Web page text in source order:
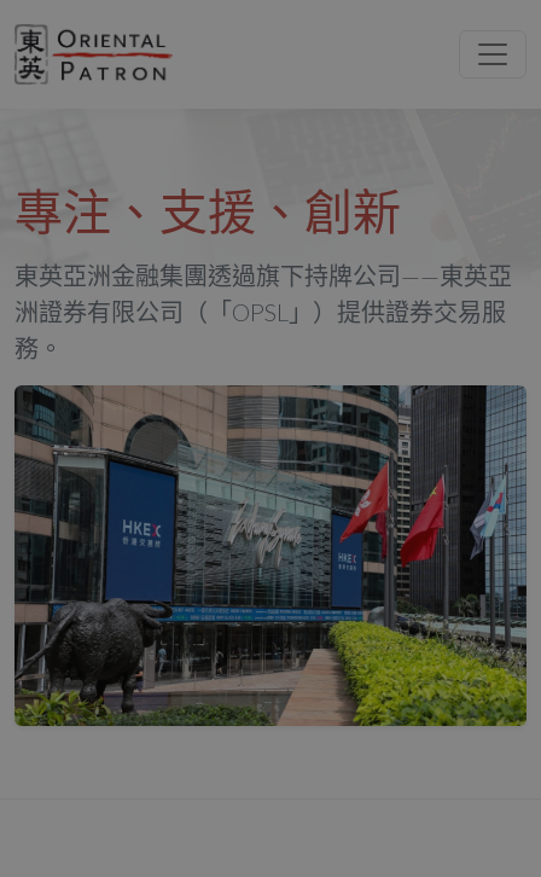
專注、支援、創新
東英亞洲金融集團透過旗下持牌公司——東英亞
洲證券有限公司（「OPSL」）提供證券交易服
務。